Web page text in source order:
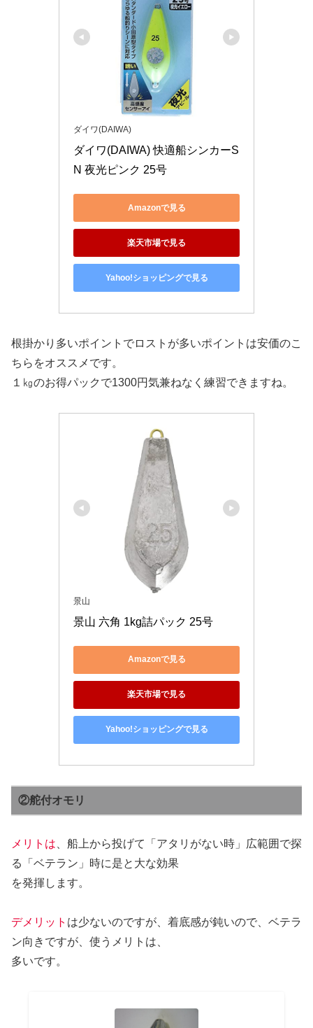
ダイワ(DAIWA)
ダイワ(DAIWA) 快適船シンカーS
N 夜光ピンク 25号
Amazonで見る
楽天市場で見る
Yahoo!ショッピングで見る
根掛かり多いポイントでロストが多いポイントは安価のこ
ちらをオススメです。
１㎏のお得パックで1300円気兼ねなく練習できますね。
景山
景山 六角 1kg詰パック 25号
Amazonで見る
楽天市場で見る
Yahoo!ショッピングで見る
②舵付オモリ
メリトは 、船上から投げて「アタリがない時」広範囲で探
る「ベテラン」時に是と大な効果
を発揮します。
デメリット は少ないのですが、着底感が鈍いので、ベテラ
ン向きですが、使うメリトは、
多いです。